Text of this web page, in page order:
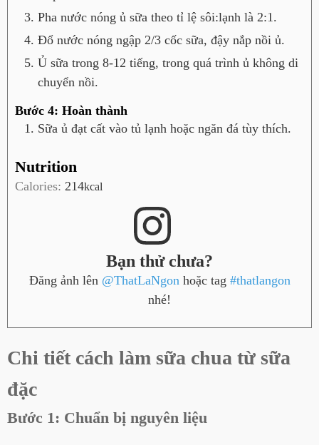
Pha nước nóng ủ sữa theo tỉ lệ sôi:lạnh là 2:1.
Đổ nước nóng ngập 2/3 cốc sữa, đậy nắp nồi ủ.
Ủ sữa trong 8-12 tiếng, trong quá trình ủ không di
chuyển nồi.
Bước 4: Hoàn thành
Sữa ủ đạt cất vào tủ lạnh hoặc ngăn đá tùy thích.
Nutrition
Calories: 214kcal
Bạn thử chưa?
Đăng ảnh lên @ThatLaNgon hoặc tag #thatlangon
nhé!
Chi tiết cách làm sữa chua từ sữa
đặc
Bước 1: Chuẩn bị nguyên liệu